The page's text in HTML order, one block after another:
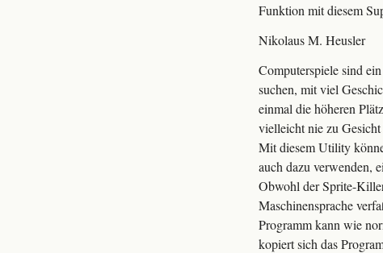
Funktion mit diesem
Nikolaus M. Heusler
Computerspiele sind
suchen, mit viel
einmal die höheren
vielleicht nie zu
Mit diesem Utility
auch dazu verwenden,
Obwohl der Sprite-
Maschinensprache
Programm kann wie
kopiert sich das